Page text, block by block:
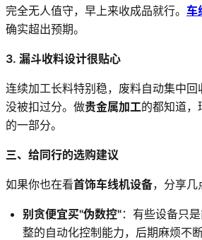
完全无人值守，早上来收成品就行。 车
确实超出预期。
3. 漏斗收料设计很贴心
连续加工长料特别稳，废料自动集中
没被扣过分。做贵金属加工的都知道，
的一部分。
三、给同行的选购建议
如果你也在看首饰车线机设备，分享几
别贪便宜买"伪数控"：有些设备只
整的自动化控制能力，后期麻烦不